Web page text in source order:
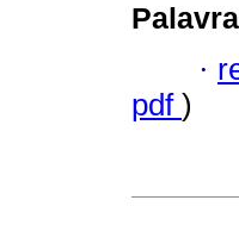
·
pdf )